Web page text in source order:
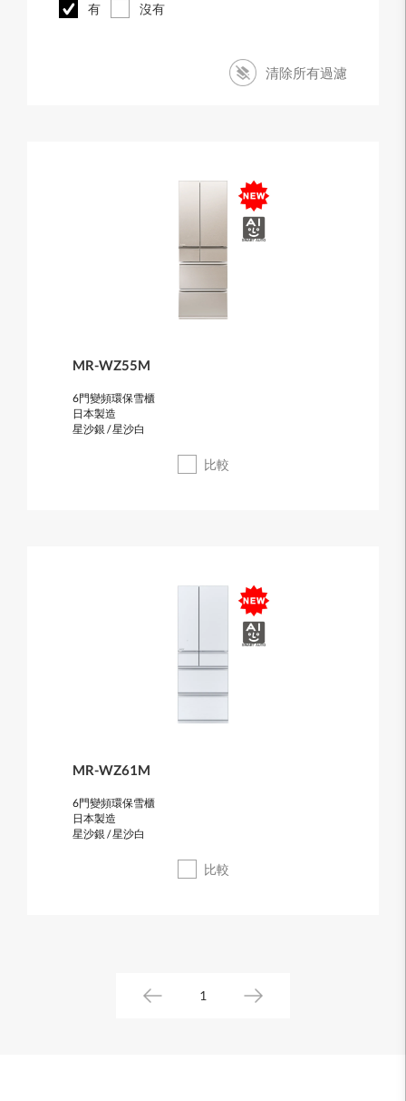
有 沒有
清除所有過濾
MR-WZ55M
6門變頻環保雪櫃
日本製造
星沙銀 / 星沙白
比較
MR-WZ61M
6門變頻環保雪櫃
日本製造
星沙銀 / 星沙白
比較
1